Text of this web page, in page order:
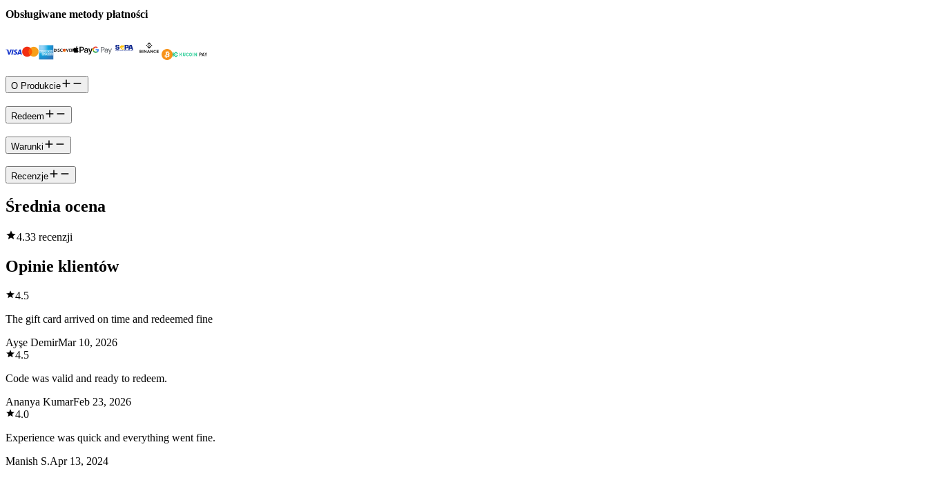
Obsługiwane metody płatności
O Produkcie
Redeem
Warunki
Recenzje
Średnia ocena
4.33 recenzji
Opinie klientów
4.5
The gift card arrived on time and redeemed fine
Ayşe DemirMar 10, 2026
4.5
Code was valid and ready to redeem.
Ananya KumarFeb 23, 2026
4.0
Experience was quick and everything went fine.
Manish S.Apr 13, 2024